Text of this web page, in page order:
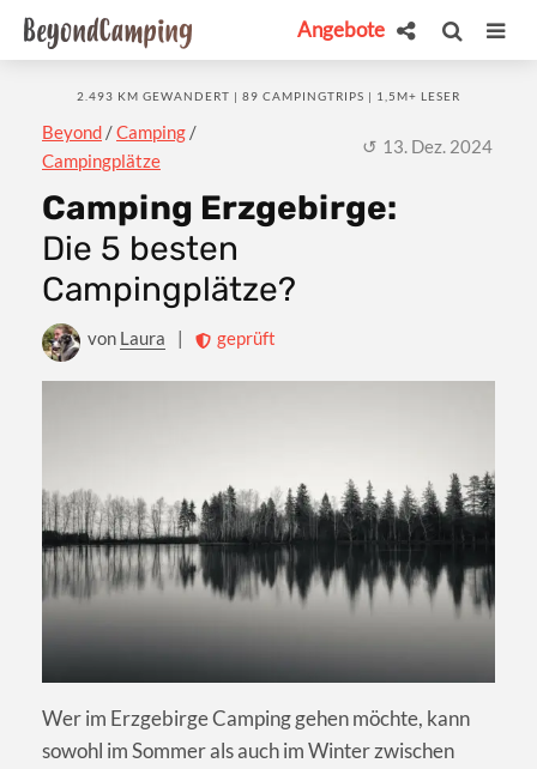
Angebote
Beyond /Camping /
Campingplätze
2.493 KM GEWANDERT | 89 CAMPINGTRIPS | 1,5M+ LESER
13. Dez. 2024
Camping Erzgebirge:
Die 5 besten
Campingplätze?
von Laura geprüft
Wer im Erzgebirge Camping gehen möchte, kann
sowohl im Sommer als auch im Winter zwischen